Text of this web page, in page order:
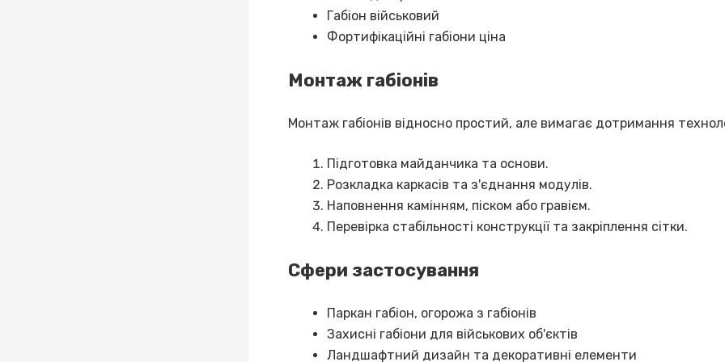
Габіон військовий
Фортифікаційні габіони ціна
Монтаж габіонів
Монтаж габіонів відносно простий, але вимагає дотримання
Підготовка майданчика та основи.
Розкладка каркасів та з'єднання модулів.
Наповнення камінням, піском або гравієм.
Перевірка стабільності конструкції та закріплення сітки.
Сфери застосування
Паркан габіон, огорожа з габіонів
Захисні габіони для військових об'єктів
Ландшафтний дизайн та декоративні елементи